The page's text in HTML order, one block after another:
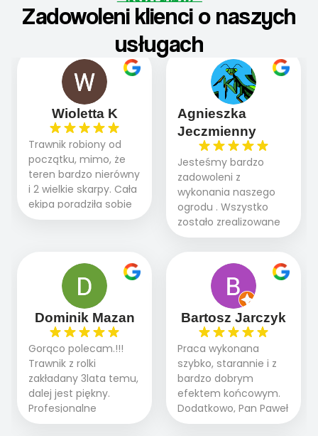
Zadowoleni klienci o naszych
usługach
Wioletta K
Trawnik robiony od
początku, mimo, że
teren bardzo nierówny
i 2 wielkie skarpy. Cała
ekipa poradziła sobie
WSPANIALE od
panowie wiedzą co
robią. Wszystko poszło
sprawnie i szybko.
Doradztwo w
pielęgnacji trawnika
teraz i na późniejszym
etapie jest dużym
plusem. Teraz razem
z dzieckiem i małym
pieskiem cieszymy się
pięknym trawnikiem :)
A trawa robi efekt
Agnieszka
Jeczmienny
Jesteśmy bardzo
zadowoleni z
wykonania naszego
ogrodu . Wszystko
zostało zrealizowane
fachowo, rzetelnie i
oczekiwaniami. Prace
przebiegały sprawnie
dzięki temu,że firma
działa kompleksowo :
ogrodnictwo,nawodnienie,
brukarstwo.Efekt
końcowy przerósł
nasze oczekiwania.
Polecamy tę firmę
wszystkim , którzy
marzą o pięknym
Dominik Mazan
Gorąco polecam.!!!
Trawnik z rolki
zakładany 3lata temu,
dalej jest piękny.
Profesjonalne
podejście do pracy,
Bartosz Jarczyk
Praca wykonana
szybko, starannie i z
bardzo dobrym
efektem końcowym.
Dodatkowo, Pan Paweł
chętnie udziela porad